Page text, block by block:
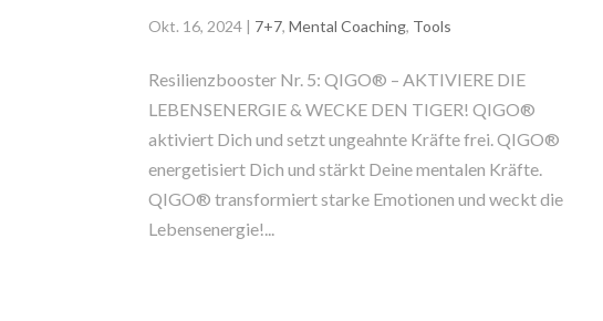
Okt. 16, 2024 | 7+7,Mental Coaching, Tools
Resilienzbooster Nr. 5: QIGO® – AKTIVIERE DIE
LEBENSENERGIE & WECKE DEN TIGER! QIGO®
aktiviert Dich und setzt ungeahnte Kräfte frei. QIGO®
energetisiert Dich und stärkt Deine mentalen Kräfte.
QIGO® transformiert starke Emotionen und weckt die
Lebensenergie!...